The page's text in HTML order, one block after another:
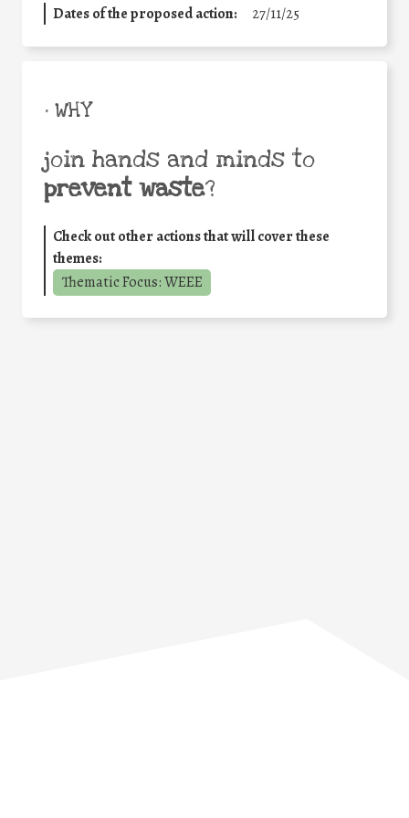
Dates of the proposed action: 27/11/25
• WHY
join hands and minds to
prevent waste?
Check out other actions that will cover these
themes:
Thematic Focus: WEEE